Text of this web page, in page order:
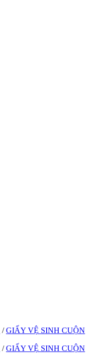
/ GIẤY VỆ SINH CUỘN
/ GIẤY VỆ SINH CUỘN